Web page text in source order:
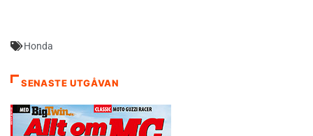
Honda
SENASTE UTGÅVAN